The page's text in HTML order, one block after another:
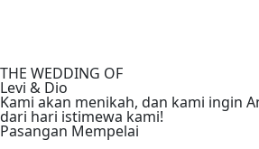
THE WEDDING OF
Levi & Dio
Kami akan menikah, dan kami ingin
dari hari istimewa kami!
Pasangan Mempelai